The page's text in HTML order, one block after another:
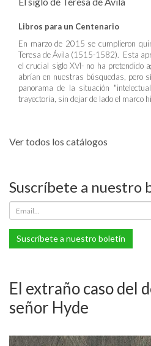
Libros para un Centenario
En marzo de 2015 se cumplieron
Teresa de Ávila (1515-1582). Esta
el crucial siglo XVI- no ha pretendido
abrían en nuestras búsquedas, pero
panorama de la situación
trayectoria, sin dejar de lado el marco
Ver todos los catálogos
Suscríbete a nuestro
Suscríbete a nuestro boletín
El extraño caso del
señor Hyde